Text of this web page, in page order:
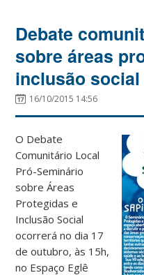
Debate
sobre áreas
inclusão social
16/10/2015 14:56
O Debate
Comunitário Local
Pró-Seminário
sobre Áreas
Protegidas e
Inclusão Social
ocorrerá no dia 17
de outubro, às 15h,
no Espaço Eglê